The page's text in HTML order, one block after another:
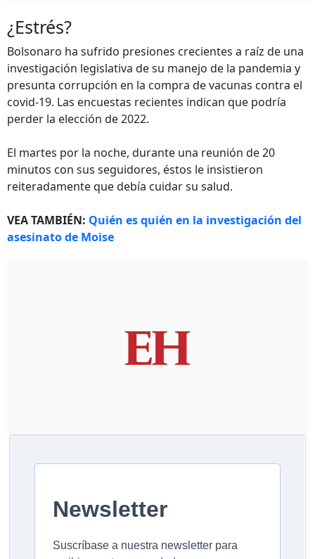
¿Estrés?
Bolsonaro ha sufrido presiones crecientes a raíz de una
investigación legislativa de su manejo de la pandemia y
presunta corrupción en la compra de vacunas contra el
covid-19. Las encuestas recientes indican que podría
perder la elección de 2022.
El martes por la noche, durante una reunión de 20
minutos con sus seguidores, éstos le insistieron
reiteradamente que debía cuidar su salud.
VEA TAMBIÉN: Quién es quién en la investigación del
asesinato de Moise